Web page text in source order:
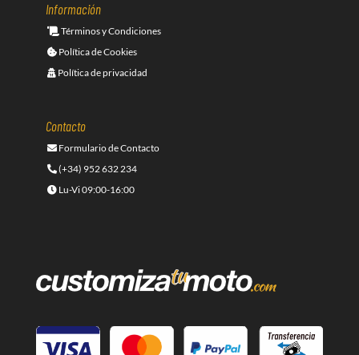
Información
Términos y Condiciones
Política de Cookies
Política de privacidad
Contacto
Formulario de Contacto
(+34) 952 632 234
Lu-Vi 09:00-16:00